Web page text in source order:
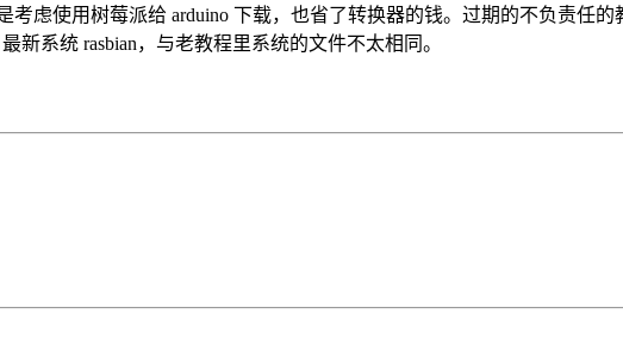
考虑使用树莓派给 arduino 下载，也省了转换器的钱。过期的不负责任的
新系统 rasbian，与老教程里系统的文件不太相同。